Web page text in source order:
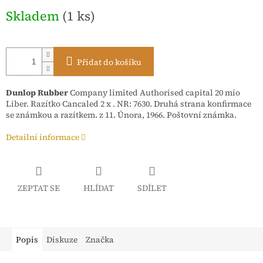
cena:
Skladem (1 ks)
Přidat do košíku
DunlopRubberCompany limited Authorised capital 20 mio
Liber. Razítko Cancaled 2 x . NR: 7630. Druhá strana konfirmace
se známkou a razítkem. z 11. Února, 1966. Poštovní známka.
Detailní informace
ZEPTAT SE HLÍDAT SDÍLET
Popis Diskuze Značka